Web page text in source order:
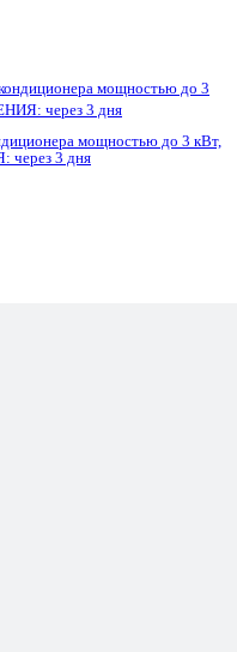
мощностью до 3 кВт,
3 дня